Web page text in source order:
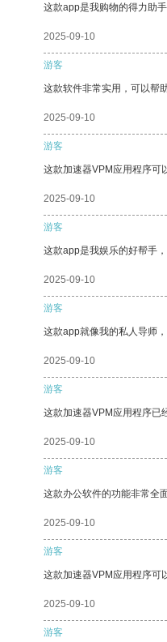
这款app是我购物的得力助
2025-09-10
游客
这款软件非常实用，可以帮
2025-09-10
游客
这款加速器VPM应用程序可
2025-09-10
游客
这款app是我娱乐的好帮手
2025-09-10
游客
这款app就像我的私人导师
2025-09-10
游客
这款加速器VPM应用程序已
2025-09-10
游客
这款办公软件的功能非常全
2025-09-10
游客
这款加速器VPM应用程序可
2025-09-10
游客